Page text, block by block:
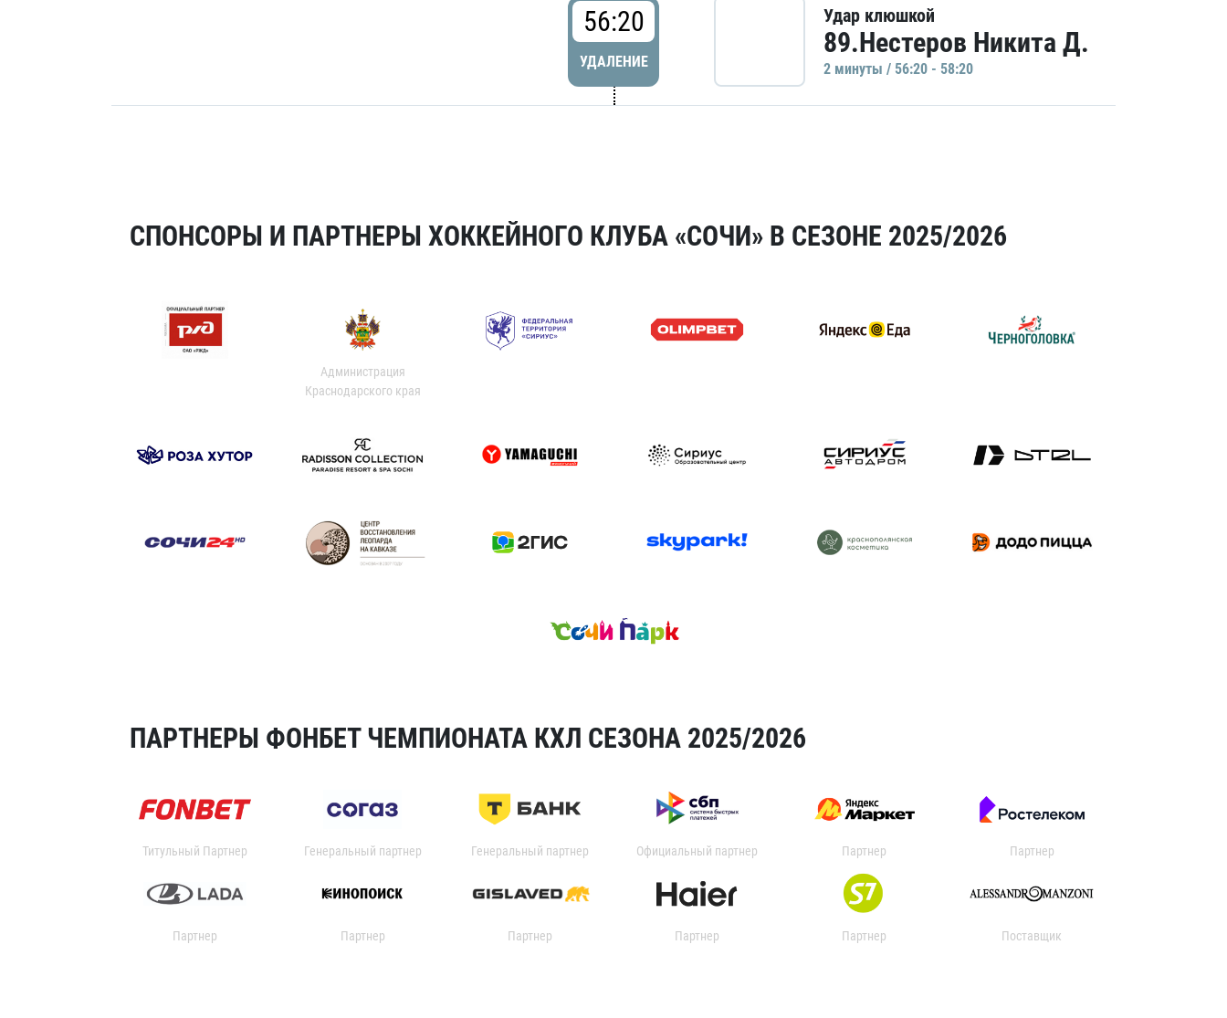
56:20
УДАЛЕНИЕ
Удар клюшкой
89.Нестеров Никита Д.
2 минуты / 56:20 - 58:20
СПОНСОРЫ И ПАРТНЕРЫ ХОККЕЙНОГО КЛУБА «СОЧИ» В СЕЗОНЕ 2025/2026
Администрация
Краснодарского края
ПАРТНЕРЫ ФОНБЕТ ЧЕМПИОНАТА КХЛ СЕЗОНА 2025/2026
Титульный Партнер Генеральный партнер Генеральный партнер Официальный партнер Партнер Партнер
Партнер Партнер Партнер Партнер Партнер Поставщик